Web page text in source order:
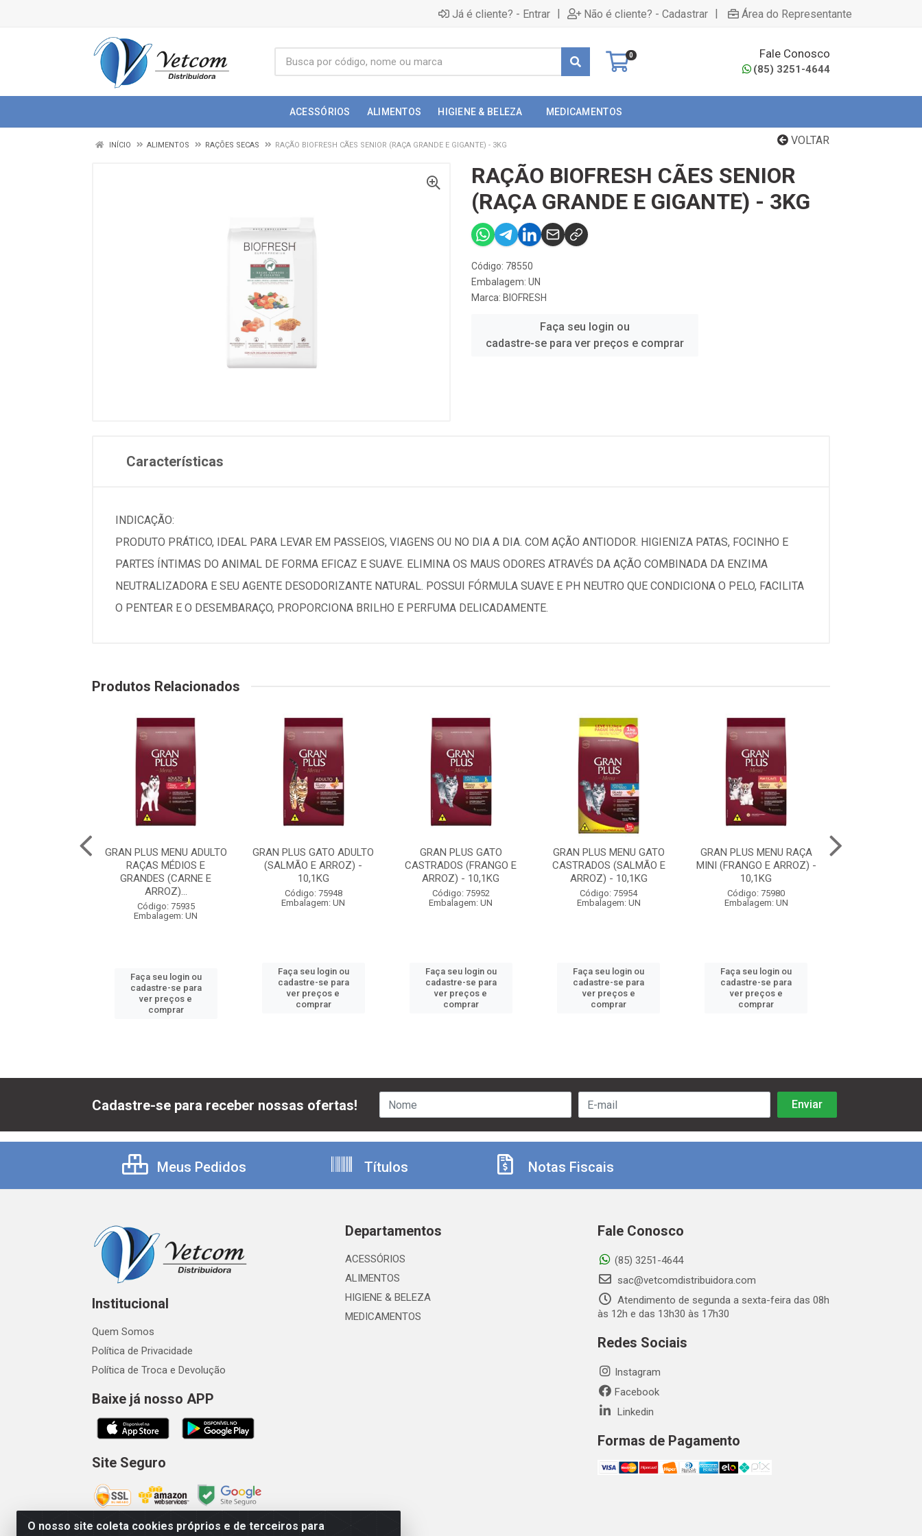
Já é cliente? - Entrar | Não é cliente? - Cadastrar | Área do Representante
0 Fale Conosco
(85) 3251-4644
ACESSÓRIOS ALIMENTOS HIGIENE & BELEZA MEDICAMENTOS
VOLTAR
INÍCIO ALIMENTOS RAÇÕES SECAS RAÇÃO BIOFRESH CÃES SENIOR (RAÇA GRANDE E GIGANTE) - 3KG
RAÇÃO BIOFRESH CÃES SENIOR
(RAÇA GRANDE E GIGANTE) - 3KG
Código: 78550
Embalagem: UN
Marca: BIOFRESH
Faça seu login ou
cadastre-se para ver preços e comprar
Características
INDICAÇÃO:
PRODUTO PRÁTICO, IDEAL PARA LEVAR EM PASSEIOS, VIAGENS OU NO DIA A DIA. COM AÇÃO ANTIODOR. HIGIENIZA PATAS, FOCINHO E
PARTES ÍNTIMAS DO ANIMAL DE FORMA EFICAZ E SUAVE. ELIMINA OS MAUS ODORES ATRAVÉS DA AÇÃO COMBINADA DA ENZIMA
NEUTRALIZADORA E SEU AGENTE DESODORIZANTE NATURAL. POSSUI FÓRMULA SUAVE E PH NEUTRO QUE CONDICIONA O PELO, FACILITA
O PENTEAR E O DESEMBARAÇO, PROPORCIONA BRILHO E PERFUMA DELICADAMENTE.
Produtos Relacionados
GRAN PLUS MENU ADULTO
RAÇAS MÉDIOS E
GRANDES (CARNE E
ARROZ)...
Código: 75935
Embalagem: UN
Faça seu login ou
cadastre-se para
ver preços e
comprar
GRAN PLUS GATO ADULTO
(SALMÃO E ARROZ) -
10,1KG
Código: 75948
Embalagem: UN
Faça seu login ou
cadastre-se para
ver preços e
comprar
GRAN PLUS GATO
CASTRADOS (FRANGO E
ARROZ) - 10,1KG
Código: 75952
Embalagem: UN
Faça seu login ou
cadastre-se para
ver preços e
comprar
GRAN PLUS MENU GATO
CASTRADOS (SALMÃO E
ARROZ) - 10,1KG
Código: 75954
Embalagem: UN
Faça seu login ou
cadastre-se para
ver preços e
comprar
GRAN PLUS MENU RAÇA
MINI (FRANGO E ARROZ) -
10,1KG
Código: 75980
Embalagem: UN
Faça seu login ou
cadastre-se para
ver preços e
comprar
O nosso site coleta cookies próprios e de terceiros para
Cadastre-se para receber nossas ofertas!
Meus Pedidos Títulos Notas Fiscais
Institucional
Quem Somos
Política de Privacidade
Política de Troca e Devolução
Baixe já nosso APP
Site Seguro
Departamentos
ACESSÓRIOS
ALIMENTOS
HIGIENE & BELEZA
MEDICAMENTOS
Fale Conosco
(85) 3251-4644
sac@vetcomdistribuidora.com
Atendimento de segunda a sexta-feira das 08h
às 12h e das 13h30 às 17h30
Redes Sociais
Instagram
Facebook
Linkedin
Formas de Pagamento